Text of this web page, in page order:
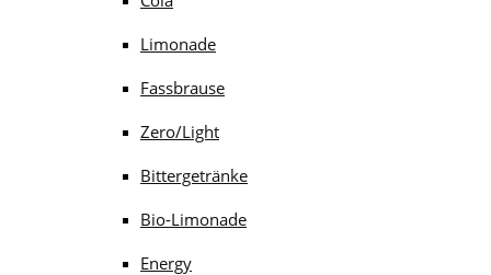
Limonade
Fassbrause
Zero/Light
Bittergetränke
Bio-Limonade
Energy